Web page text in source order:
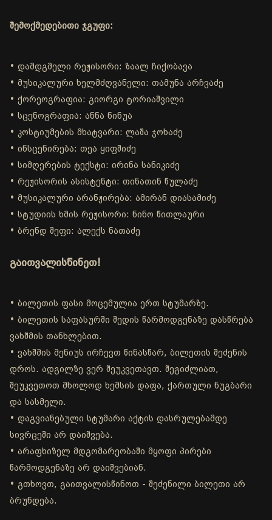
შემოქმედებითი ჯგუფი:
• დამდგმელი რეჟისორი: ზაალ ჩიქობავა
• მუსიკალური ხელმძღვანელი: თამუნა არჩვაძე
• ქორეოგრაფია: გიორგი ტორიაშვილი
• სცენოგრაფია: ანნა ნინუა
• კოსტიუმების მხატვარი: ლაშა ჯოხაძე
• ინსცენირება: თეა ყიფშიძე
• სიმღერების ტექსტი: ირინა სანიკიძე
• რეჟისორის ასისტენტი: თინათინ წულაძე
• მუსიკალური არანჟირება: ამირან დიასამიძე
• სტუდიის ხმის რეჟისორი: ნინო წითლაური
• ბრენდ შეფი: ალექს ნათაძე
გაითვალისწინეთ!
• ბილეთის ფასი მოცემულია ერთ სტუმარზე.
• ბილეთის საფასურში შედის წარმოდგენაზე დასწრება
ვახშმის თანხლებით.
• ვახშმის მენიუს ირჩევთ წინასწარ, ბილეთის შეძენის
დროს. ადგილზე ვერ შეუკვეთავთ. შეგიძლიათ,
შეუკვეთოთ მხოლოდ ხემსის დაფა, ქართული ნუგბარი
და სასმელი.
• დაგვიანებული სტუმარი აქტის დასრულებამდე
სივრცეში არ დაიშვება.
• არაფხიზელ მდგომარეობაში მყოფი პირები
წარმოდგენაზე არ დაიშვებიან.
• გთხოვთ, გაითვალისწინოთ - შეძენილი ბილეთი არ
ბრუნდება.